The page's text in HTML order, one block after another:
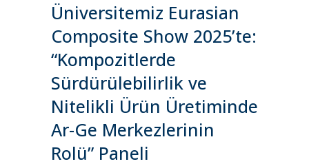
Üniversitemiz Eurasian
Composite Show 2025’te:
“Kompozitlerde
Sürdürülebilirlik ve
Nitelikli Ürün Üretiminde
Ar-Ge Merkezlerinin
Rolü” Paneli